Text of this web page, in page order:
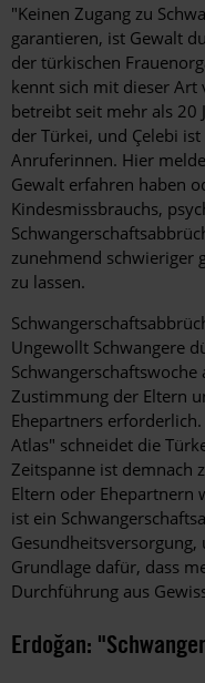
"Keinen Zugang zu
garantieren, ist Gewalt
der türkischen
kennt sich mit dieser Art
betreibt seit mehr als 20
der Türkei, und Çelebi
Anruferinnen. Hier
Gewalt erfahren haben
Kindesmissbrauchs,
zunehmend schwieriger
zu lassen.
Ungewollt Schwangere
Zustimmung der Eltern
Ehepartners
Atlas" schneidet die
Zeitspanne ist demnach
Eltern oder Ehepartnern
ist ein
Gesundheitsversorgung,
Grundlage dafür, dass
Durchführung aus
Erdoğan: